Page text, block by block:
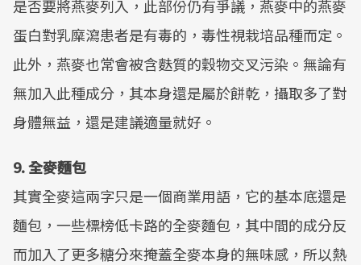
是否要將燕麥列入，此部份仍有爭議，燕麥中的燕麥
蛋白對乳糜瀉患者是有毒的，毒性視栽培品種而定。
此外，燕麥也常會被含麩質的穀物交叉污染。無論有
無加入此種成分，其本身還是屬於餅乾，攝取多了對
身體無益，還是建議適量就好。
9. 全麥麵包
其實全麥這兩字只是一個商業用語，它的基本底還是
麵包，一些標榜低卡路的全麥麵包，其中間的成分反
而加入了更多糖分來掩蓋全麥本身的無味感，所以熱